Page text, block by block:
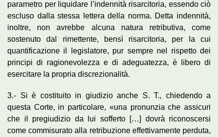
parametro per liquidare l’indennità risarcitoria, essendo ciò
escluso dalla stessa lettera della norma. Detta indennità,
inoltre, non avrebbe alcuna natura retributiva, come
sostenuto dal rimettente, bensì risarcitoria, per la cui
quantificazione il legislatore, pur sempre nel rispetto dei
principi di ragionevolezza e di adeguatezza, è libero di
esercitare la propria discrezionalità.
3.- Si è costituito in giudizio anche S. T., chiedendo a
questa Corte, in particolare, «una pronunzia che assicuri
che il pregiudizio da lui sofferto […] dovrà riconoscersi
come commisurato alla retribuzione effettivamente perduta,